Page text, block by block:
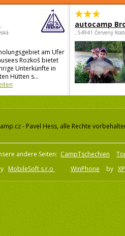
am Ufer
Rozkoš bietet
Unterkünfte in
Hütten s...
autocamp
, 54941 Červený
- Pavel Hess, alle Rechte
andere Seiten: CampTschechien
MobileSoft s.r.o WinPhone by